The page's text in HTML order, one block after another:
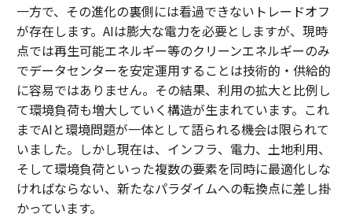
一方で、その進化の裏側には看過できないトレードオフ
が存在します。AIは膨大な電力を必要としますが、現時
点では再生可能エネルギー等のクリーンエネルギーのみ
でデータセンターを安定運用することは技術的・供給的
に容易ではありません。その結果、利用の拡大と比例し
て環境負荷も増大していく構造が生まれています。これ
までAIと環境問題が一体として語られる機会は限られて
いました。しかし現在は、インフラ、電力、土地利用、
そして環境負荷といった複数の要素を同時に最適化しな
ければならない、新たなパラダイムへの転換点に差し掛
かっています。